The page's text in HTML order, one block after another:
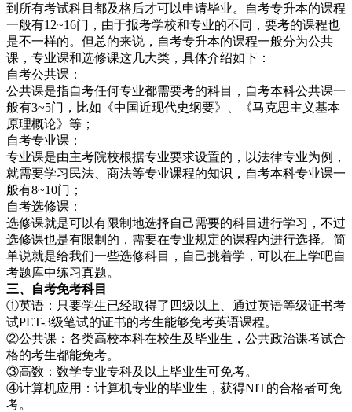
到所有考试科目都及格后才可以申请毕业。自考专升本的课程
一般有12~16门，由于报考学校和专业的不同，要考的课程也
是不一样的。但总的来说，自考专升本的课程一般分为公共
课，专业课和选修课这几大类，具体介绍如下：
自考公共课：
公共课是指自考任何专业都需要考的科目，自考本科公共课一
般有3~5门，比如《中国近现代史纲要》、《马克思主义基本
原理概论》等；
自考专业课：
专业课是由主考院校根据专业要求设置的，以法律专业为例，
就需要学习民法、商法等专业课程的知识，自考本科专业课一
般有8~10门；
自考选修课：
选修课就是可以有限制地选择自己需要的科目进行学习，不过
选修课也是有限制的，需要在专业规定的课程内进行选择。简
单说就是给我们一些选修科目，自己挑着学，可以在上学吧自
考题库中练习真题。
三、自考免考科目
①英语：只要学生已经取得了四级以上、通过英语等级证书考
试PET-3级笔试的证书的考生能够免考英语课程。
②公共课：各类高校本科在校生及毕业生，公共政治课考试合
格的考生都能免考。
③高数：数学专业专科及以上毕业生可免考。
④计算机应用：计算机专业的毕业生，获得NIT的合格者可免
考。